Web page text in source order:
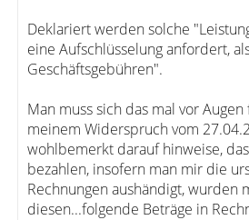
Deklariert werden solche
eine Aufschlüsselung anfordert,
Geschäftsgebühren".
Man muss sich das mal vor
meinem Widerspruch vom
wohlbemerkt darauf hinweise,
bezahlen, insofern man mir die
Rechnungen aushändigt, wurden
diesen...folgende Beträge in